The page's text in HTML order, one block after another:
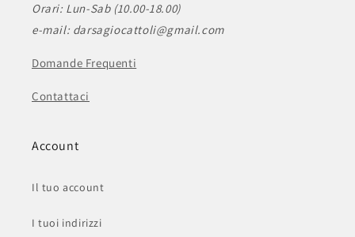
Orari: Lun-Sab (10.00-18.00)
e-mail: darsagiocattoli@gmail.com
Domande Frequenti
Contattaci
Account
Il tuo account
I tuoi indirizzi